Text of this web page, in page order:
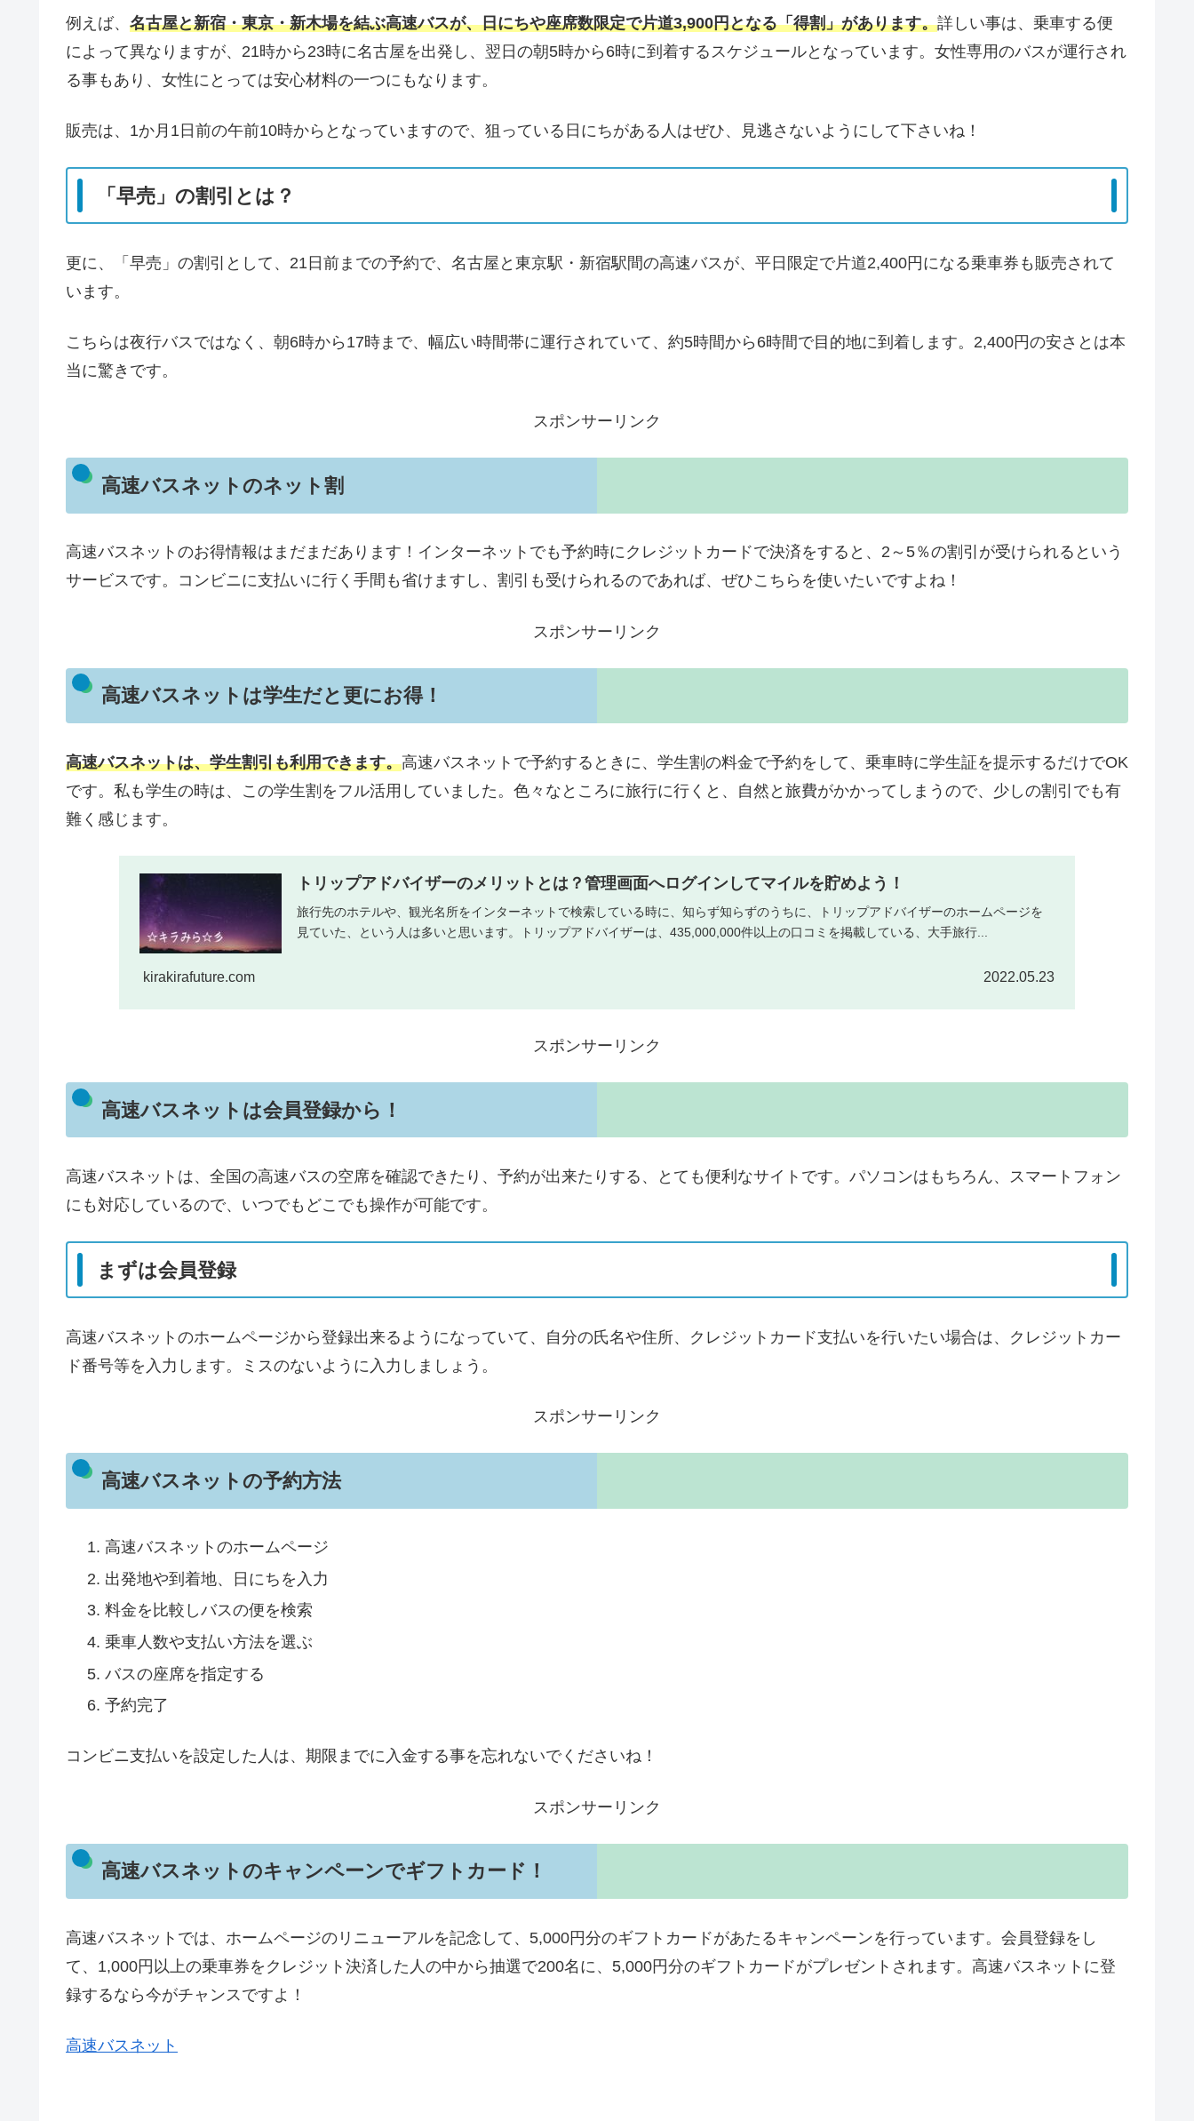
例えば、 名古屋と新宿・東京・新木場を結ぶ高速バスが、日にちや座席数限定で片道3,900円となる「得割」があります。詳しい事は、乗車する便
によって異なりますが、21時から23時に名古屋を出発し、翌日の朝5時から6時に到着するスケジュールとなっています。女性専用のバスが運行され
る事もあり、女性にとっては安心材料の一つにもなります。
販売は、1か月1日前の午前10時からとなっていますので、狙っている日にちがある人はぜひ、見逃さないようにして下さいね！
「早売」の割引とは？
更に、「早売」の割引として、21日前までの予約で、名古屋と東京駅・新宿駅間の高速バスが、平日限定で片道2,400円になる乗車券も販売されて
います。
こちらは夜行バスではなく、朝6時から17時まで、幅広い時間帯に運行されていて、約5時間から6時間で目的地に到着します。2,400円の安さとは本
当に驚きです。
スポンサーリンク
高速バスネットのネット割
高速バスネットのお得情報はまだまだあります！ インターネットでも予約時にクレジットカードで決済をすると、2～5％の割引が受けられるという
サービスです。コンビニに支払いに行く手間も省けますし、割引も受けられるのであれば、ぜひこちらを使いたいですよね！
スポンサーリンク
高速バスネットは学生だと更にお得！
高速バスネットは、学生割引も利用できます。高速バスネットで予約するときに、学生割の料金で予約をして、乗車時に学生証を提示するだけでOK
です。私も学生の時は、この学生割をフル活用していました。色々なところに旅行に行くと、自然と旅費がかかってしまうので、少しの割引でも有
難く感じます。
トリップアドバイザーのメリットとは？管理画面へログインしてマイルを貯めよう！
旅行先のホテルや、観光名所をインターネットで検索している時に、知らず知らずのうちに、トリップアドバイザーのホームページを
見ていた、という人は多いと思います。トリップアドバイザーは、435,000,000件以上の口コミを掲載している、大手旅行...
kirakirafuture.com 2022.05.23
スポンサーリンク
高速バスネットは会員登録から！
高速バスネットは、全国の高速バスの空席を確認できたり、予約が出来たりする、とても便利なサイトです。パソコンはもちろん、スマートフォン
にも対応しているので、いつでもどこでも操作が可能です。
まずは会員登録
高速バスネットのホームページから登録出来るようになっていて、自分の氏名や住所、クレジットカード支払いを行いたい場合は、クレジットカー
ド番号等を入力します。ミスのないように入力しましょう。
スポンサーリンク
高速バスネットの予約方法
高速バスネットのホームページ
出発地や到着地、日にちを入力
料金を比較しバスの便を検索
乗車人数や支払い方法を選ぶ
バスの座席を指定する
予約完了
コンビニ支払いを設定した人は、期限までに入金する事を忘れないでくださいね！
スポンサーリンク
高速バスネットのキャンペーンでギフトカード！
高速バスネットでは、ホームページのリニューアルを記念して、5,000円分のギフトカードがあたるキャンペーンを行っています。会員登録をし
て、1,000円以上の乗車券をクレジット決済した人の中から抽選で200名に、5,000円分のギフトカードがプレゼントされます。高速バスネットに登
録するなら今がチャンスですよ！
高速バスネット